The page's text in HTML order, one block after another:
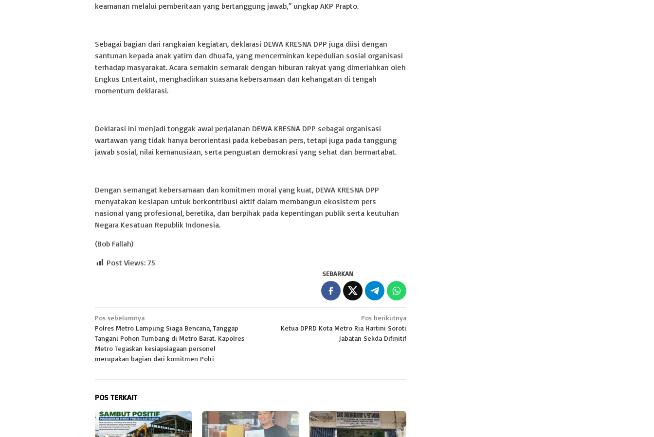
keamanan melalui pemberitaan yang bertanggung jawab,” ungkap AKP Prapto.
Sebagai bagian dari rangkaian kegiatan, deklarasi DEWA KRESNA DPP juga diisi dengan
santunan kepada anak yatim dan dhuafa, yang mencerminkan kepedulian sosial organisasi
terhadap masyarakat. Acara semakin semarak dengan hiburan rakyat yang dimeriahkan oleh
Engkus Entertaint, menghadirkan suasana kebersamaan dan kehangatan di tengah
momentum deklarasi.
Deklarasi ini menjadi tonggak awal perjalanan DEWA KRESNA DPP sebagai organisasi
wartawan yang tidak hanya berorientasi pada kebebasan pers, tetapi juga pada tanggung
jawab sosial, nilai kemanusiaan, serta penguatan demokrasi yang sehat dan bermartabat.
Dengan semangat kebersamaan dan komitmen moral yang kuat, DEWA KRESNA DPP
menyatakan kesiapan untuk berkontribusi aktif dalam membangun ekosistem pers
nasional yang profesional, beretika, dan berpihak pada kepentingan publik serta keutuhan
Negara Kesatuan Republik Indonesia.
(Bob Fallah)
Post Views: 75
SEBARKAN
Navigasi
pos
Pos sebelumnya
Polres Metro Lampung Siaga Bencana, Tanggap
Tangani Pohon Tumbang di Metro Barat. Kapolres
Metro Tegaskan kesiapsiagaan personel
merupakan bagian dari komitmen Polri
Pos berikutnya
Ketua DPRD Kota Metro Ria Hartini Soroti
Jabatan Sekda Difinitif
POS TERKAIT